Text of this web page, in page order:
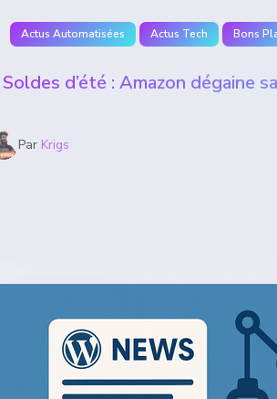
Actus Automatisées Actus Tech Bons
Soldes d’été : Amazon dégaine
Par Krigs